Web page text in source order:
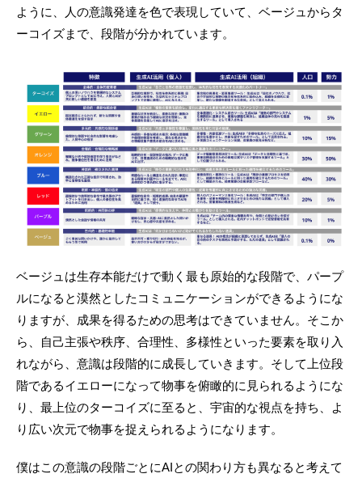
ように、人の意識発達を色で表現していて、ベージュからタ
ーコイズまで、段階が分かれています。
ベージュは生存本能だけで動く最も原始的な段階で、パープ
ルになると漠然としたコミュニケーションができるようにな
りますが、成果を得るための思考はできていません。そこか
ら、自己主張や秩序、合理性、多様性といった要素を取り入
れながら、意識は段階的に成長していきます。そして上位段
階であるイエローになって物事を俯瞰的に見られるようにな
り、最上位のターコイズに至ると、宇宙的な視点を持ち、よ
り広い次元で物事を捉えられるようになります。
僕はこの意識の段階ごとにAIとの関わり方も異なると考えて